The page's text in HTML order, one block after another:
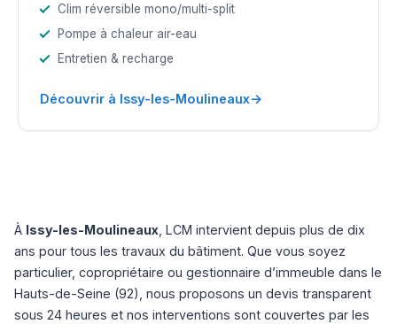
Clim réversible mono/multi-split
Pompe à chaleur air-eau
Entretien & recharge
Découvrir à Issy-les-Moulineaux→
À Issy-les-Moulineaux , LCM intervient depuis plus de dix
ans pour tous les travaux du bâtiment. Que vous soyez
particulier, copropriétaire ou gestionnaire d’immeuble dans le
Hauts-de-Seine (92), nous proposons un devis transparent
sous 24 heures et nos interventions sont couvertes par les